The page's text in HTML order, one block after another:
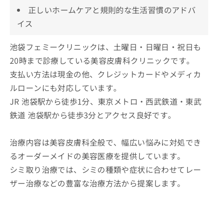
正しいホームケアと規則的な生活習慣のアドバ
イス
池袋フェミークリニックは、土曜日・日曜日・祝日も
20時まで診療している美容皮膚科クリニックです。
支払い方法は現金の他、クレジットカードやメディカ
ルローンにも対応しています。
JR 池袋駅から徒歩1分、東京メトロ・西武鉄道・東武
鉄道 池袋駅から徒歩3分とアクセス良好です。
治療内容は美容皮膚科全般で、幅広い悩みに対処でき
るオーダーメイドの美容医療を提供しています。
シミ取り治療では、シミの種類や症状に合わせてレー
ザー治療などの豊富な治療方法から提案します。